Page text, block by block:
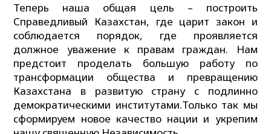
Теперь наша общая цель – построить
Справедливый Казахстан, где царит закон и
соблюдается порядок, где проявляется
должное уважение к правам граждан. Нам
предстоит проделать большую работу по
трансформации общества и превращению
Казахстана в развитую страну с подлинно
демократическими институтами.Только так мы
сформируем новое качество нации и укрепим